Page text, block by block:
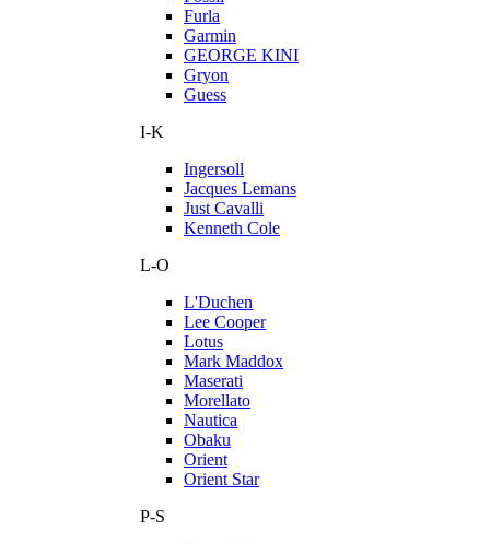
Furla
Garmin
GEORGE KINI
Gryon
Guess
I-K
Ingersoll
Jacques Lemans
Just Cavalli
Kenneth Cole
L-O
L'Duchen
Lee Cooper
Lotus
Mark Maddox
Maserati
Morellato
Nautica
Obaku
Orient
Orient Star
P-S